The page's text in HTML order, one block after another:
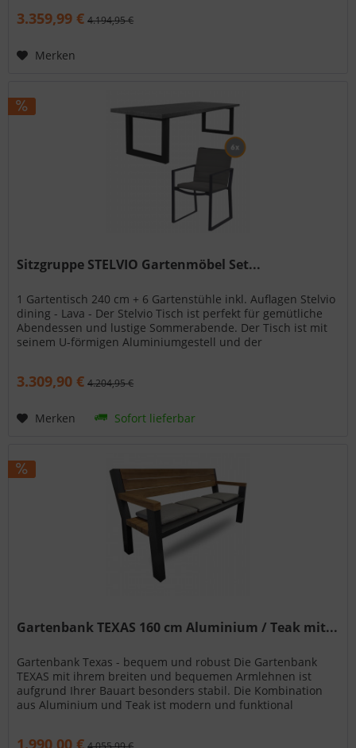
3.359,99 € 4.194,95 €
Merken
Sitzgruppe STELVIO Gartenmöbel Set...
1 Gartentisch 240 cm + 6 Gartenstühle inkl. Auflagen Stelvio
dining - Lava - Der Stelvio Tisch ist perfekt für gemütliche
Abendessen und lustige Sommerabende. Der Tisch ist mit
seinem U-förmigen Aluminiumgestell und der
3.309,90 € 4.204,95 €
Merken Sofort lieferbar
Gartenbank TEXAS 160 cm Aluminium / Teak mit...
Gartenbank Texas - bequem und robust Die Gartenbank
TEXAS mit ihrem breiten und bequemen Armlehnen ist
aufgrund Ihrer Bauart besonders stabil. Die Kombination
aus Aluminium und Teak ist modern und funktional
1.990,00 €